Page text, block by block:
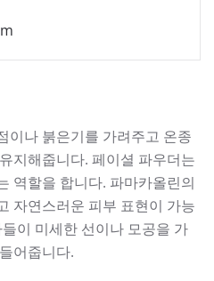
이나 붉은기를 가려주고 온종
지해줍니다. 페이셜 파우더는
역할을 합니다. 파마카올린의
자연스러운 피부 표현이 가능
이 미세한 선이나 모공을 가
어줍니다.